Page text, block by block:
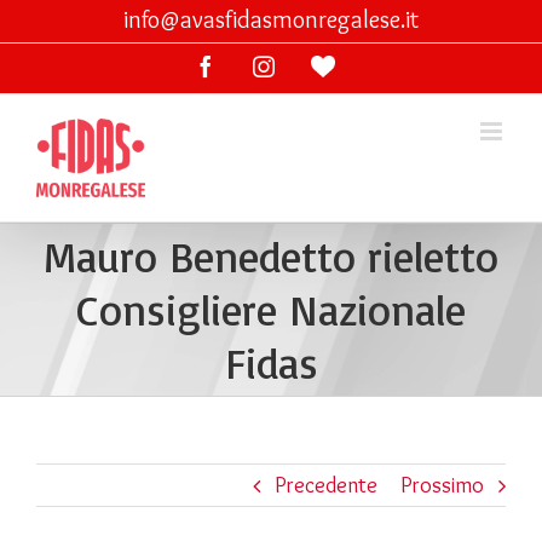
to
info@avasfidasmonregalese.it
FacebookInstagram
Ama
Mauro Benedetto rieletto
Consigliere Nazionale
Fidas
Precedente Prossimo